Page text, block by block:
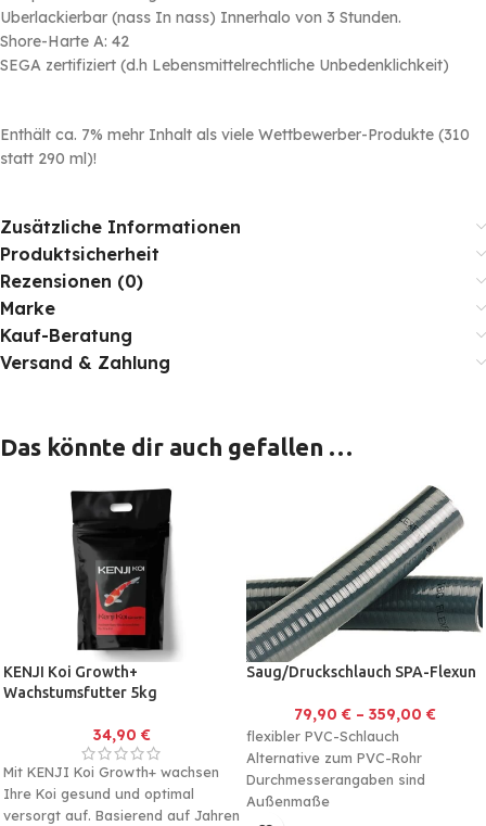
Uberlackierbar (nass In nass) Innerhalo von 3 Stunden.
Shore-Harte A: 42
SEGA zertifiziert (d.h Lebensmittelrechtliche Unbedenklichkeit)
Enthält ca. 7% mehr Inhalt als viele Wettbewerber-Produkte (310
statt 290 ml)!
Zusätzliche Informationen
Produktsicherheit
Rezensionen (0)
Marke
Kauf-Beratung
Versand & Zahlung
Das könnte dir auch gefallen …
KENJI Koi Growth+
Wachstumsfutter 5kg
34,90 €
Mit KENJI Koi Growth+ wachsen
Ihre Koi gesund und optimal
versorgt auf. Basierend auf Jahren
Saug/Druckschlauch SPA-Flexun
79,90 €– 359,00 €
flexibler PVC-Schlauch
Alternative zum PVC-Rohr
Durchmesserangaben sind
Außenmaße